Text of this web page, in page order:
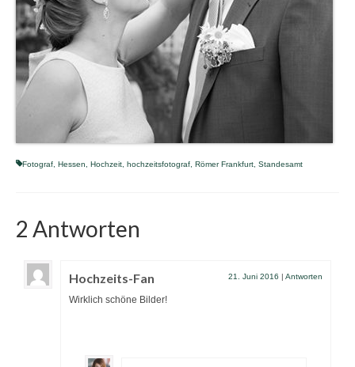
Fotograf Hessen Hochzeit hochzeitsfotograf Römer Frankfurt Standesamt
2 Antworten
Hochzeits-Fan 21. Juni 2016 | Antworten
Wirklich schöne Bilder!